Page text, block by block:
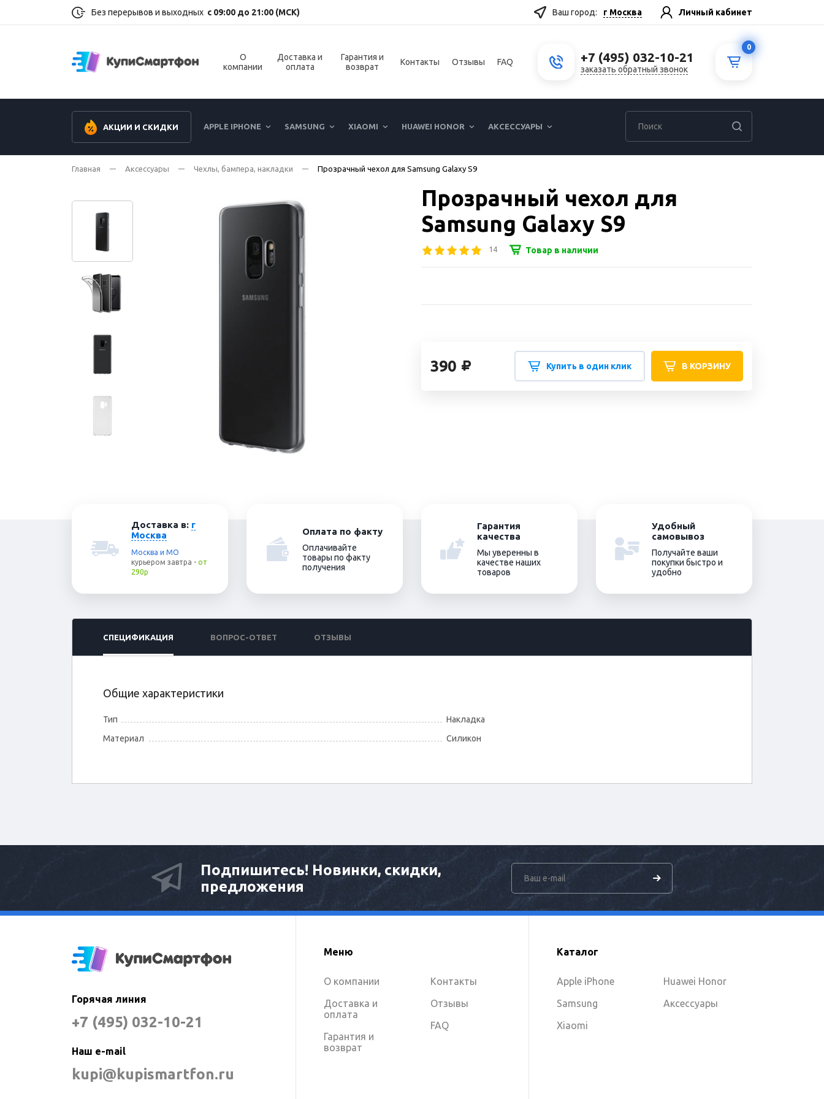
Без перерывов и выходных с 09:00 до 21:00 (МСК) Ваш город: г Москва Личный кабинет
О
компании
Доставка и
оплата
Гарантия и
возврат
Контакты Отзывы FAQ +7 (495) 032-10-21
заказать обратный звонок
0
АКЦИИ И СКИДКИ APPLE IPHONE SAMSUNG XIAOMI HUAWEI HONOR АКСЕССУАРЫ
Главная Аксессуары Чехлы, бампера, накладки Прозрачный чехол для Samsung Galaxy S9
Прозрачный чехол для
Samsung Galaxy S9
14 Товар в наличии
390 Купить в один клик В КОРЗИНУ
Доставка в: г
Москва
Москва и МО
курьером завтра - от
290р
Оплата по факту
Оплачивайте
товары по факту
получения
Гарантия
качества
Мы уверенны в
качестве наших
товаров
Удобный
самовывоз
Получайте ваши
покупки быстро и
удобно
СПЕЦИФИКАЦИЯ ВОПРОС-ОТВЕТ ОТЗЫВЫ
Общие характеристики
Тип
Накладка
Материал
Силикон
Подпишитесь! Новинки, скидки,
предложения
Горячая линия
+7 (495) 032-10-21
Наш e-mail
kupi@kupismartfon.ru
Меню
О компании
Доставка и
оплата
Гарантия и
возврат
Контакты
Отзывы
FAQ
Каталог
Apple iPhone
Samsung
Xiaomi
Huawei Honor
Аксессуары